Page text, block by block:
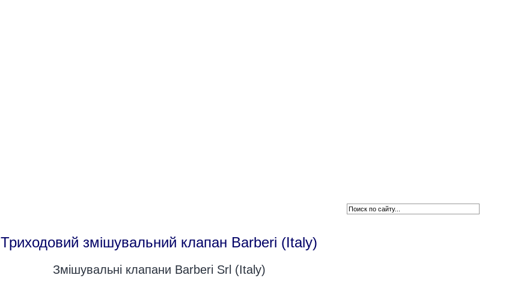
Триходовий змішувальний клапан Barberi (Italy)
Змішувальні клапани Barberi Srl (Italy)